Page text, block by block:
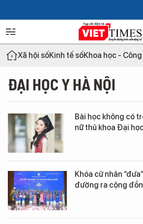
Xã hội sốKinh tế sốKhoa học -
ĐẠI HỌC Y HÀ NỘI
Bài học không có
nữ thủ khoa Đại
Khóa cử nhân
đường ra cộng